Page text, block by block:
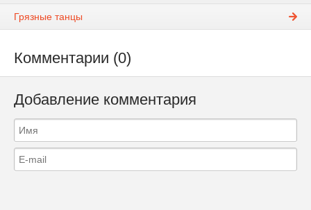
Грязные танцы
Комментарии (0)
Добавление комментария